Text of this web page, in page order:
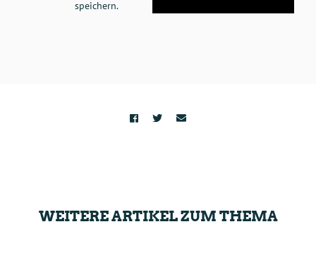
speichern.
WEITERE ARTIKEL ZUM THEMA